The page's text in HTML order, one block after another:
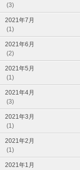
(3)
2021年7月
(1)
2021年6月
(2)
2021年5月
(1)
2021年4月
(3)
2021年3月
(1)
2021年2月
(1)
2021年1月